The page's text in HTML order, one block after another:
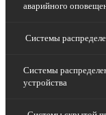
аварийного
Системы
Системы
устройства